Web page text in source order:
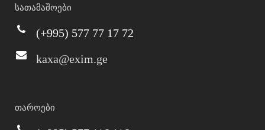
სათამაშოები
(+995) 577 77 17 72
kaxa@exim.ge
თაროები